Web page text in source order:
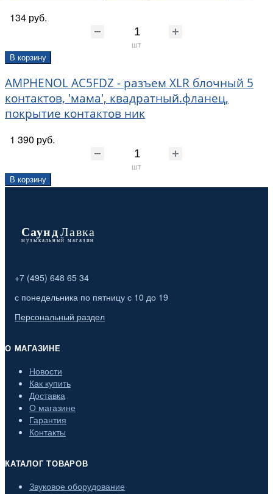
134 руб.
шт
В корзину
AMPHENOL AC5FDZ - разъем XLR блочный 5
контактов, 'мама', квадратный.фланец,
покрытие контактов ник
1 390 руб.
шт
В корзину
+7 (495) 648 65 34
с понедельника по пятницу с 10 до 19
Персональный раздел
О МАГАЗИНЕ
Новости
Как купить
Доставка
О магазине
Гарантия
Контакты
КАТАЛОГ ТОВАРОВ
Звуковое оборудование